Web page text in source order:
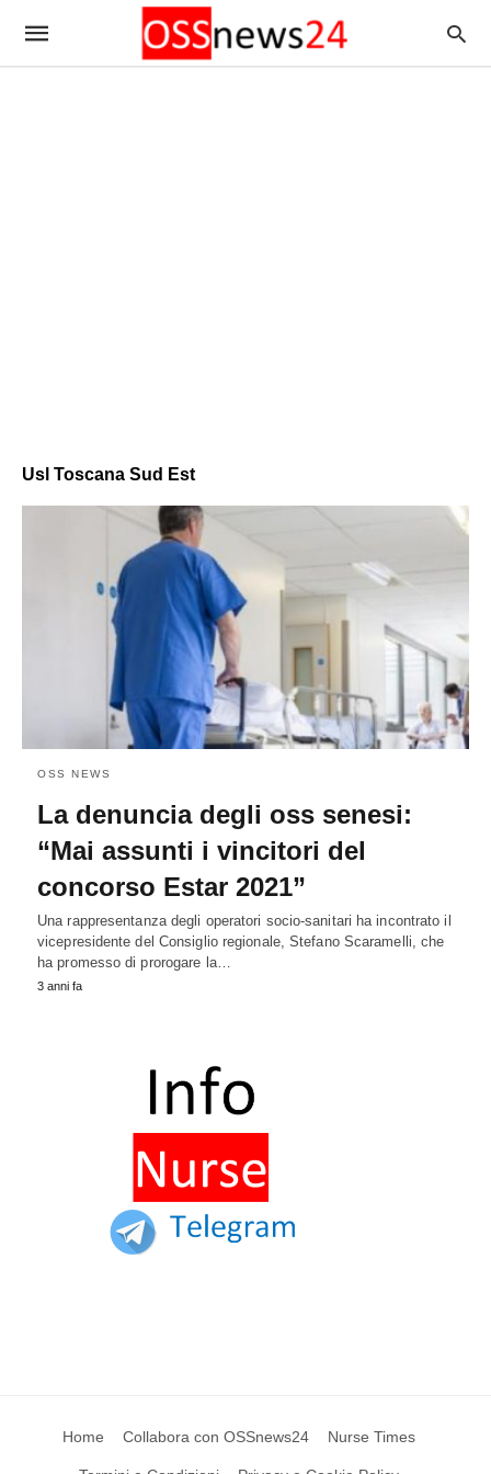
Usl Toscana Sud Est
OSS NEWS
La denuncia degli oss senesi:
“Mai assunti i vincitori del
concorso Estar 2021”
Una rappresentanza degli operatori socio-sanitari ha incontrato il
vicepresidente del Consiglio regionale, Stefano Scaramelli, che
ha promesso di prorogare la…
3 anni fa
Home Collabora con OSSnews24 Nurse Times